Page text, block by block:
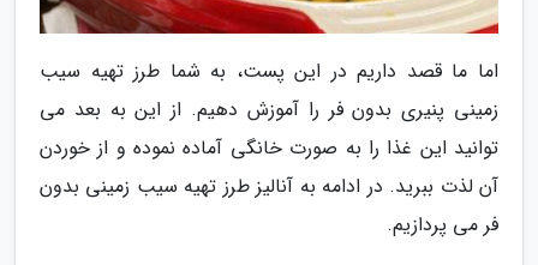
اما ما قصد داریم در این پست، به شما طرز تهیه سیب
زمینی پنیری بدون فر را آموزش دهیم. از این به بعد می
توانید این غذا را به صورت خانگی آماده نموده و از خوردن
آن لذت ببرید. در ادامه به آنالیز طرز تهیه سیب زمینی بدون
فر می پردازیم.